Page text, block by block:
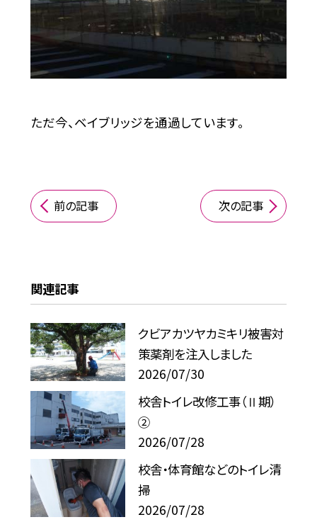
ただ今、ベイブリッジを通過しています。
前の記事 次の記事
関連記事
クビアカツヤカミキリ被害対
策薬剤を注入しました
2026/07/30
校舎トイレ改修工事（Ⅱ期）
②
2026/07/28
校舎・体育館などのトイレ清
掃
2026/07/28